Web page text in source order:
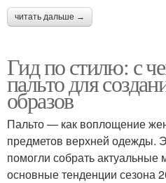
читать дальше →
Гид по стилю: с
пальто для
образов
Пальто — как воплощение
предметов верхней одежды.
помогли собрать актуальные
основные тенденции сезона